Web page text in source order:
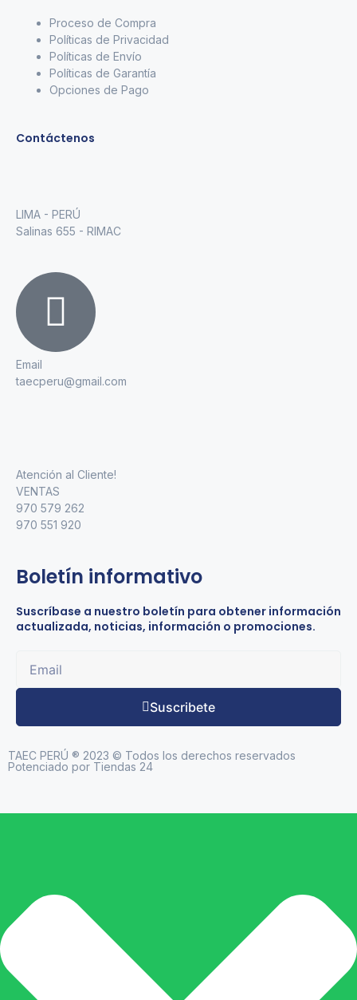
Proceso de Compra
Políticas de Privacidad
Políticas de Envío
Políticas de Garantía
Opciones de Pago
Contáctenos
LIMA - PERÚ
Salinas 655 - RIMAC
Email
taecperu@gmail.com
Atención al Cliente!
VENTAS
970 579 262
970 551 920
Boletín informativo
Suscríbase a nuestro boletín para obtener información
actualizada, noticias, información o promociones.
Suscribete
TAEC PERÚ ® 2023 © Todos los derechos reservados
Potenciado por Tiendas 24